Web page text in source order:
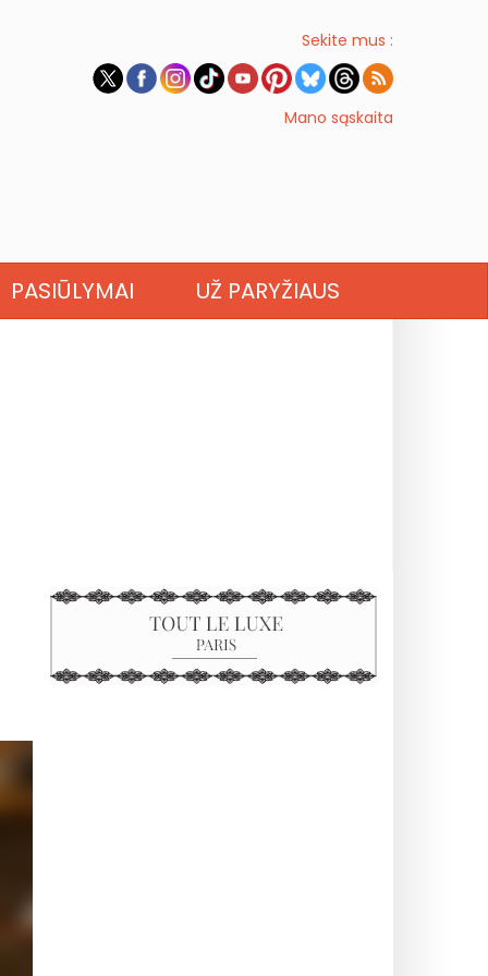
Sekite mus :
Mano sąskaita
PASIŪLYMAI UŽ PARYŽIAUS